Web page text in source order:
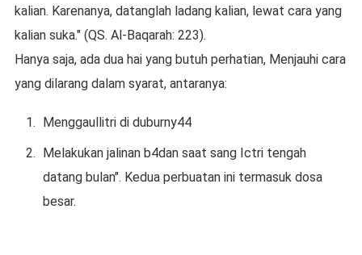
kalian. Karenanya, datanglah ladang kalian, lewat cara yang
kalian suka." (QS. Al-Baqarah: 223).
Hanya saja, ada dua hai yang butuh perhatian, Menjauhi cara
yang dilarang dalam syarat, antaranya:
Menggaullitri di duburny44
Melakukan jalinan b4dan saat sang Ictri tengah
datang bulan". Kedua perbuatan ini termasuk dosa
besar.